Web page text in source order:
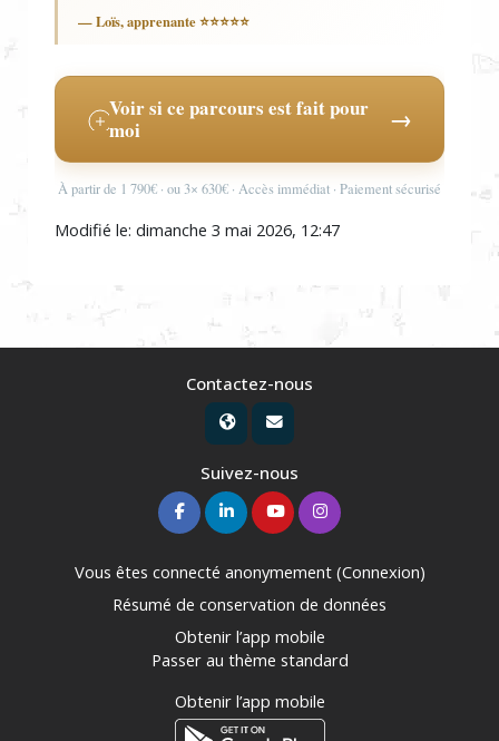
— Loïs, apprenante ⭐⭐⭐⭐⭐
Voir si ce parcours est fait pour
moi
→
À partir de 1 790€ · ou 3× 630€ · Accès immédiat · Paiement sécurisé
Modifié le: dimanche 3 mai 2026, 12:47
Contactez-nous
Suivez-nous
Vous êtes connecté anonymement (Connexion)
Résumé de conservation de données
Obtenir l’app mobile
Passer au thème standard
Obtenir l’app mobile